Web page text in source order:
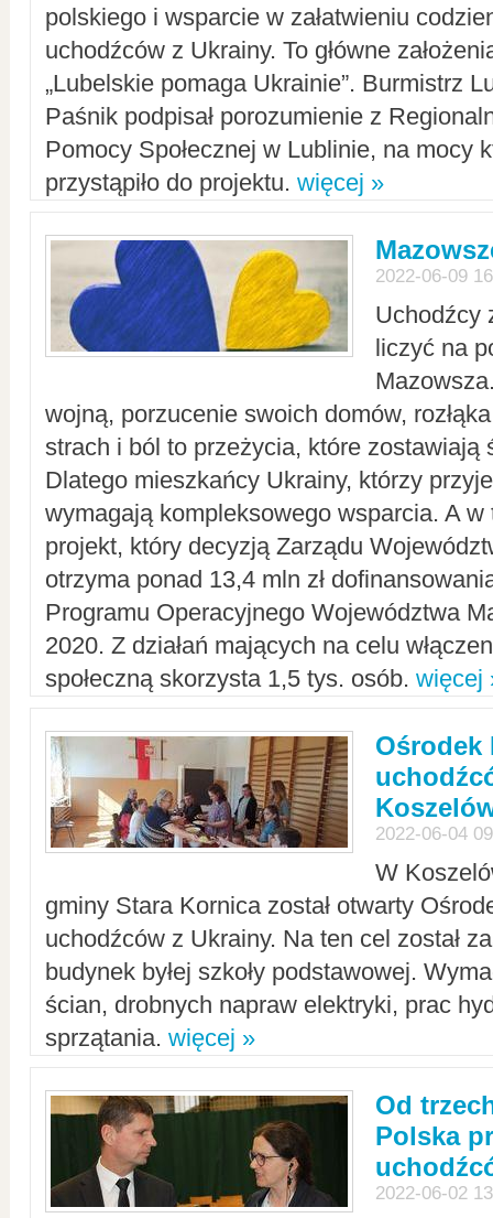
polskiego i wsparcie w załatwieniu
uchodźców z Ukrainy. To główne
„Lubelskie pomaga Ukrainie”. Burmistrz
Paśnik podpisał porozumienie z
Pomocy Społecznej w Lublinie, na mocy
przystąpiło do projektu. więcej »
2022-06-09
Uchodźcy
liczyć na
wojną, porzucenie swoich domów,
strach i ból to przeżycia, które zostawiają
Dlatego mieszkańcy Ukrainy, którzy
wymagają kompleksowego wsparcia. A w
projekt, który decyzją Zarządu
otrzyma ponad 13,4 mln zł
Programu Operacyjnego Województwa
2020. Z działań mających na celu
społeczną skorzysta 1,5 tys. osób. więcej
Ośrodek
2022-06-04
W
gminy Stara Kornica został otwarty
uchodźców z Ukrainy. Na ten cel został
budynek byłej szkoły podstawowej.
ścian, drobnych napraw elektryki, prac
sprzątania. więcej »
Od
Polska
2022-06-02